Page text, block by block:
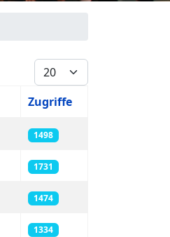
Anzeige #
Zugriffe
1498
1731
1474
1334